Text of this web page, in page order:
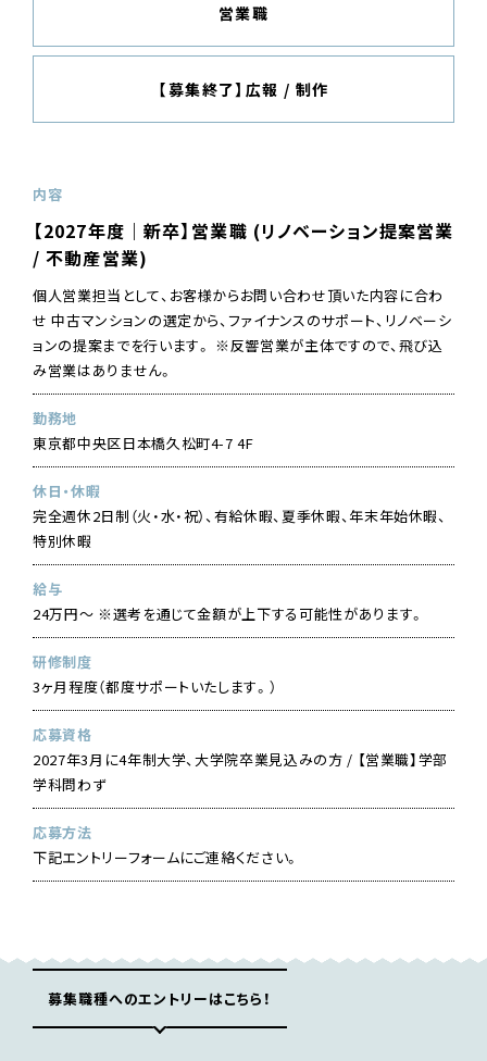
営業職
【募集終了】広報 / 制作
内容
【2027年度｜新卒】営業職 (リノベーション提案営業
/ 不動産営業)
個人営業担当として、お客様からお問い合わせ頂いた内容に合わ
せ 中古マンションの選定から、ファイナンスのサポート、リノベーシ
ョンの提案までを行います。 ※反響営業が主体ですので、飛び込
み営業はありません。
勤務地
東京都中央区日本橋久松町4-7 4F
休日・休暇
完全週休2日制（火・水・祝）、有給休暇、夏季休暇、年末年始休暇、
特別休暇
給与
24万円〜 ※選考を通じて金額が上下する可能性があります。
研修制度
3ヶ月程度（都度サポートいたします。）
応募資格
2027年3月に4年制大学、大学院卒業見込みの方 / 【営業職】学部
学科問わず
応募方法
下記エントリーフォームにご連絡ください。
募集職種へのエントリーはこちら！